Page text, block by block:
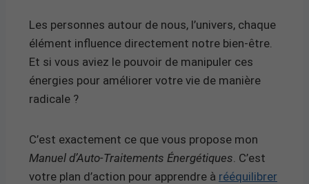
Les personnes autour de nous, l’univers, chaque
élément influence directement notre bien-être.
Et si vous aviez le pouvoir de manipuler ces
énergies pour améliorer votre vie de manière
radicale ?
C’est exactement ce que vous propose mon
Manuel d’Auto-Traitements Énergétiques . C’est
votre plan d’action pour apprendre à rééquilibrer